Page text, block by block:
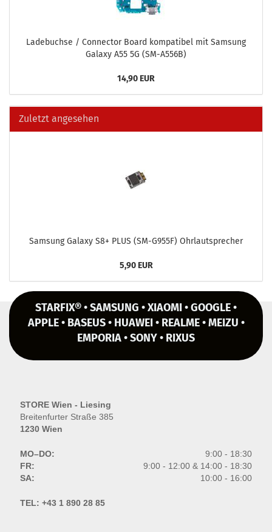
La­de­buch­se / Con­nec­tor Board kom­pa­ti­bel mit Sam­sung
Ga­la­xy A55 5G (SM-​A556B)
14,90 EUR
Zuletzt angesehen
Sam­sung Ga­la­xy S8+ PLUS (SM-​G955F) Ohr­laut­spre­cher
5,90 EUR
STARFIX® • SAMSUNG • XIAOMI • GOOGLE •
APPLE • BASEUS • HUAWEI • REALME • MEIZU •
EMPORIA • SONY • RIXUS
STORE Wien - Liesing
Breitenfurter Straße 385
1230 Wien
MO–DO:
9:00 - 18:30
FR:
9:00 - 12:00 & 14:00 - 18:30
SA:
10:00 - 16:00
TEL: +43 1 890 28 85